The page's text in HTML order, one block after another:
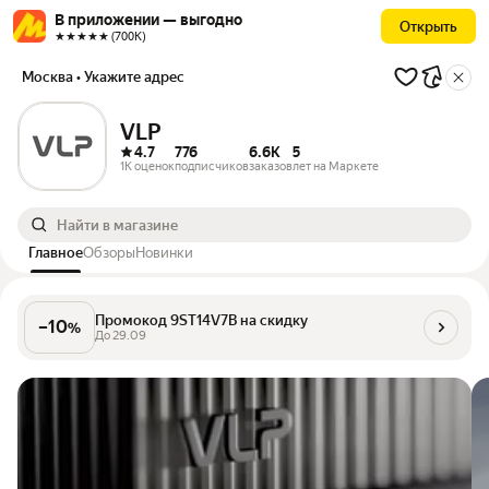
В приложении — выгодно
★★★★★ (700К)
Открыть
Москва • Укажите адрес
VLP
4.7
1K оценок
776
подписчиков
6.6K
заказов
5
лет на Маркете
ГлавноеОбзоры Новинки
–10% Промокод 9ST14V7B на скидку
До29.09